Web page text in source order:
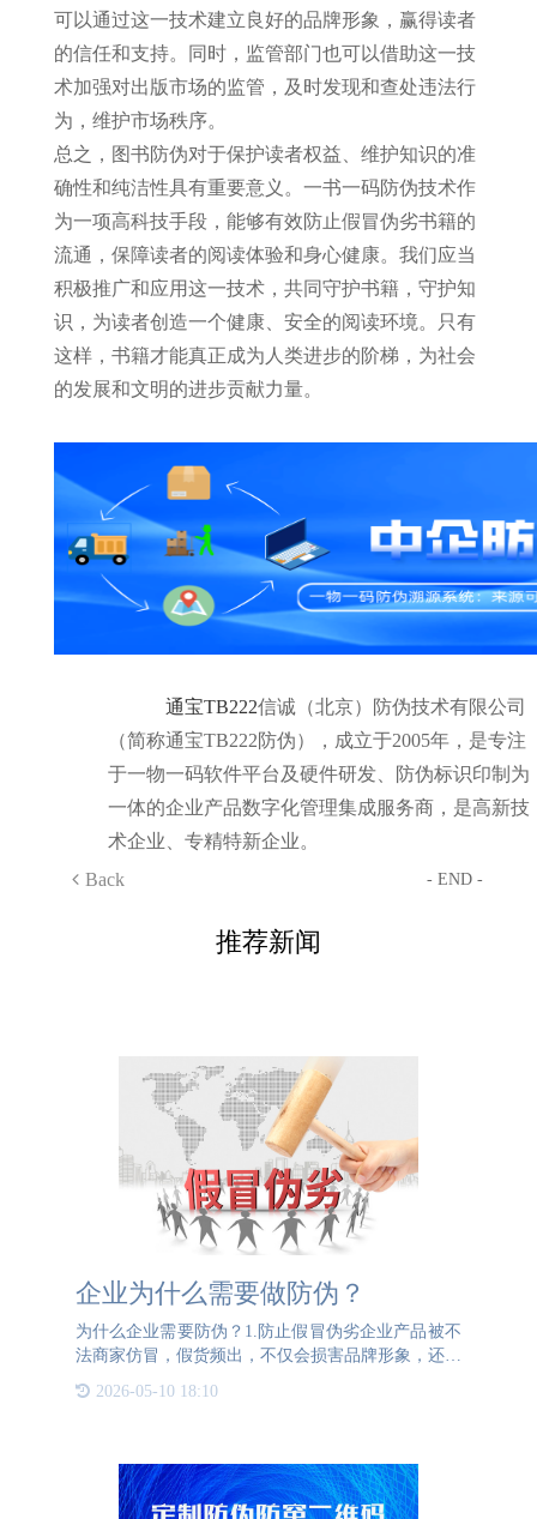
可以通过这一技术建立良好的品牌形象，赢得读者
的信任和支持。同时，监管部门也可以借助这一技
术加强对出版市场的监管，及时发现和查处违法行
为，维护市场秩序。
总之，图书防伪对于保护读者权益、维护知识的准
确性和纯洁性具有重要意义。一书一码防伪技术作
为一项高科技手段，能够有效防止假冒伪劣书籍的
流通，保障读者的阅读体验和身心健康。我们应当
积极推广和应用这一技术，共同守护书籍，守护知
识，为读者创造一个健康、安全的阅读环境。只有
这样，书籍才能真正成为人类进步的阶梯，为社会
的发展和文明的进步贡献力量。
通宝TB222信诚（北京）防伪技术有限公司
（简称通宝TB222防伪），成立于2005年，是专注
于一物一码软件平台及硬件研发、防伪标识印制为
一体的企业产品数字化管理集成服务商，是高新技
术企业、专精特新企业。
Back
- END -
推荐新闻
企业为什么需要做防伪？
为什么企业需要防伪？1.防止假冒伪劣企业产品被不
法商家仿冒，假货频出，不仅会损害品牌形象，还会
降低产品销售额，降低消费者对品牌的忠诚度。人力
打假效果甚微，无法从根本上解决假冒伪劣问题。打
2026-05-10 18:10